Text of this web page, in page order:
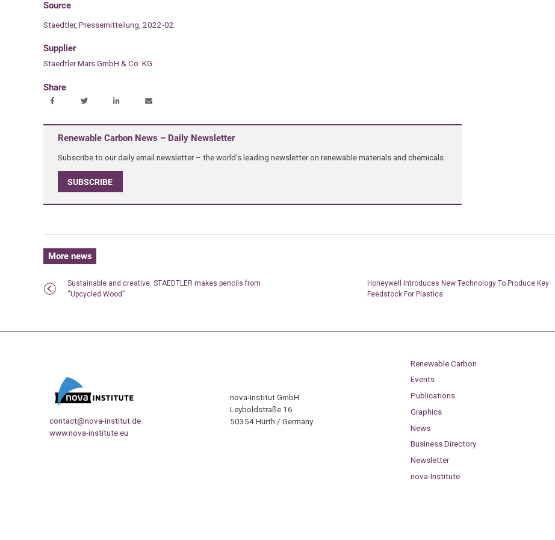
Source
Staedtler, Pressemitteilung, 2022-02.
Supplier
Staedtler Mars GmbH & Co. KG
Share
Renewable Carbon News – Daily Newsletter
Subscribe to our daily email newsletter – the world's leading newsletter on renewable materials and chemicals
SUBSCRIBE
More news
Sustainable and creative: STAEDTLER makes pencils from
“Upcycled Wood”
Honeywell Introduces New Technology To Produce Key
Feedstock For Plastics
contact@nova-institut.de
www.nova-institute.eu
nova-Institut GmbH
Leyboldstraße 16
50354 Hürth / Germany
Renewable Carbon
Events
Publications
Graphics
News
Business Directory
Newsletter
nova-Institute